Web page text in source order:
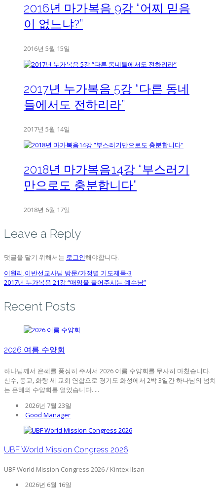
2016년 마가복음 9강 “어찌 믿음
이 없느냐?”
2016년 5월 15일
2017년 누가복음 5강 “다른 동네
들에서도 전하리라”
2017년 5월 14일
2018년 마가복음14강 “부스러기
만으로도 충분합니다”
2018년 6월 17일
Leave a Reply
댓글을 달기 위해서는 로그인해야합니다.
이원리,이반선교사님 방문/가정별 기도제목-3
2017년 누가복음 21강 “매임을 풀어주시는 예수님”
Recent Posts
2026 여름 수양회
하나님께서 은혜를 풍성히 주셔서 2026 여름 수양회를 무사히 마쳤습니다.
신수, 동교, 화랑 세 교회 연합으로 경기도 화성에서 2박 3일간 하나님의 넘치
는 은혜의 수양회를 열었습니다. ...
2026년 7월 23일
Good Manager
UBF World Mission Congress 2026
UBF World Mission Congress 2026 / Kintex Ilsan
2026년 6월 16일